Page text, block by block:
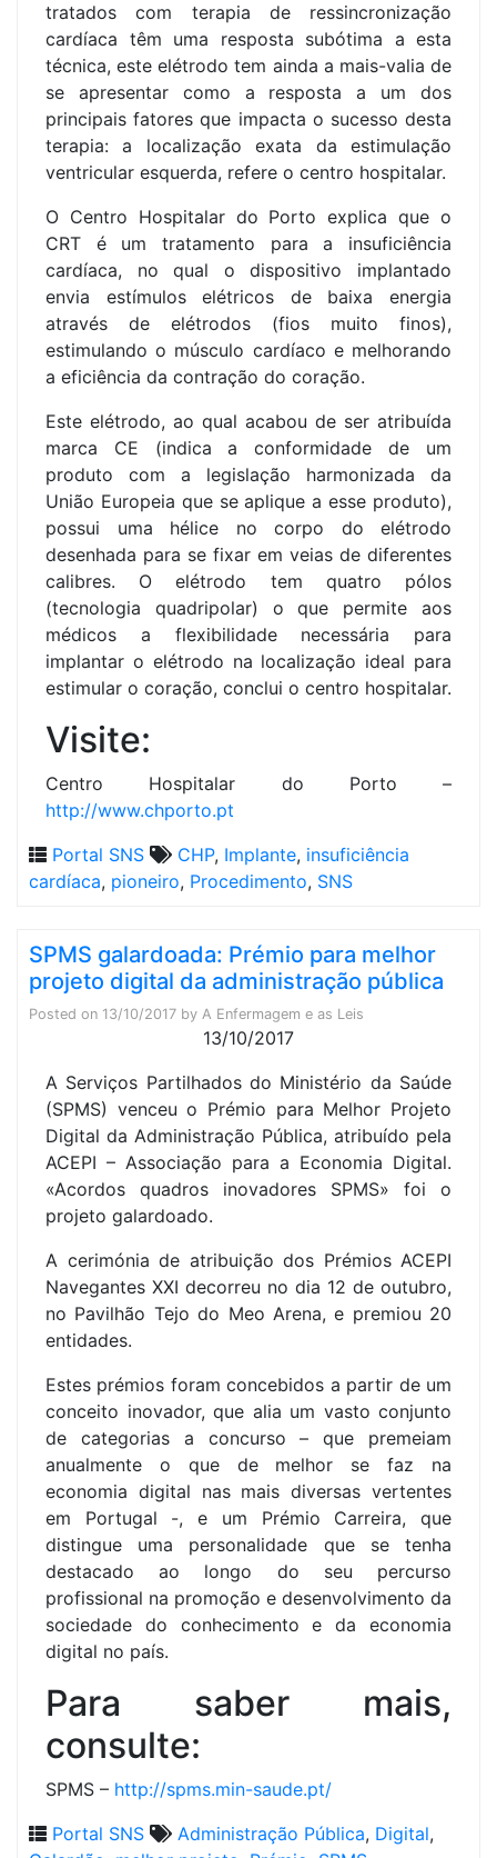
tratados com terapia de ressincronização
cardíaca têm uma resposta subótima a esta
técnica, este elétrodo tem ainda a mais-valia de
se apresentar como a resposta a um dos
principais fatores que impacta o sucesso desta
terapia: a localização exata da estimulação
ventricular esquerda, refere o centro hospitalar.
O Centro Hospitalar do Porto explica que o
CRT é um tratamento para a insuficiência
cardíaca, no qual o dispositivo implantado
envia estímulos elétricos de baixa energia
através de elétrodos (fios muito finos),
estimulando o músculo cardíaco e melhorando
a eficiência da contração do coração.
Este elétrodo, ao qual acabou de ser atribuída
marca CE (indica a conformidade de um
produto com a legislação harmonizada da
União Europeia que se aplique a esse produto),
possui uma hélice no corpo do elétrodo
desenhada para se fixar em veias de diferentes
calibres. O elétrodo tem quatro pólos
(tecnologia quadripolar) o que permite aos
médicos a flexibilidade necessária para
implantar o elétrodo na localização ideal para
estimular o coração, conclui o centro hospitalar.
Visite:
Centro Hospitalar do Porto –
http://www.chporto.pt
Portal SNS
CHP, Implante, insuficiência
cardíaca, pioneiro, Procedimento, SNS
SPMS galardoada: Prémio para melhor
projeto digital da administração pública
Posted on 13/10/2017 by A Enfermagem e as Leis
13/10/2017
A Serviços Partilhados do Ministério da Saúde
(SPMS) venceu o Prémio para Melhor Projeto
Digital da Administração Pública, atribuído pela
ACEPI – Associação para a Economia Digital.
«Acordos quadros inovadores SPMS» foi o
projeto galardoado.
A cerimónia de atribuição dos Prémios ACEPI
Navegantes XXI decorreu no dia 12 de outubro,
no Pavilhão Tejo do Meo Arena, e premiou 20
entidades.
Estes prémios foram concebidos a partir de um
conceito inovador, que alia um vasto conjunto
de categorias a concurso – que premeiam
anualmente o que de melhor se faz na
economia digital nas mais diversas vertentes
em Portugal -, e um Prémio Carreira, que
distingue uma personalidade que se tenha
destacado ao longo do seu percurso
profissional na promoção e desenvolvimento da
sociedade do conhecimento e da economia
digital no país.
Para saber mais,
consulte:
SPMS – http://spms.min-saude.pt/
Portal SNS
Administração Pública, Digital,